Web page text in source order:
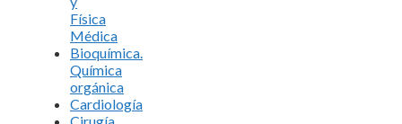
Física
Médica
Bioquímica.
Química
orgánica
Cardiología